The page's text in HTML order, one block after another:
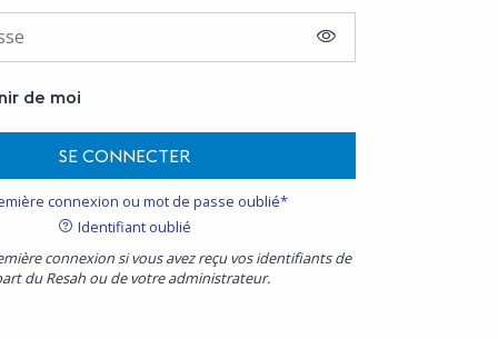
AFFICHER LE MOT
de moi
SE CONNECTER
connexion ou mot de passe oublié*
Identifiant oublié
connexion si vous avez reçu vos identifiants de
du Resah ou de votre administrateur.